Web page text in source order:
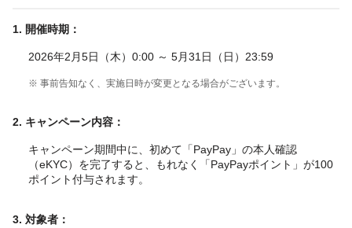
1. 開催時期：
2026年2月5日（木）0:00 ～ 5月31日（日）23:59
※ 事前告知なく、実施日時が変更となる場合がございます。
2. キャンペーン内容：
キャンペーン期間中に、初めて「PayPay」の本人確認
（eKYC）を完了すると、もれなく「PayPayポイント」が100
ポイント付与されます。
3. 対象者：